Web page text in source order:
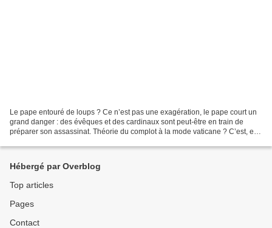
Le pape entouré de loups ? Ce n’est pas une exagération, le pape court un
grand danger : des évêques et des cardinaux sont peut-être en train de
préparer son assassinat. Théorie du complot à la mode vaticane ? C’est, en
Hébergé par Overblog
Top articles
Pages
Contact